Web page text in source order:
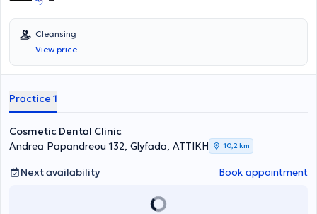
Cleansing
View price
Practice 1
Cosmetic Dental Clinic
Andrea Papandreou 132, Glyfada, ΑΤΤΙΚΗ
10,2 km
Next availability Book appointment